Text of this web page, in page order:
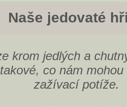
Naše jedovaté
krom jedlých a
co nám
zažívací potíže.